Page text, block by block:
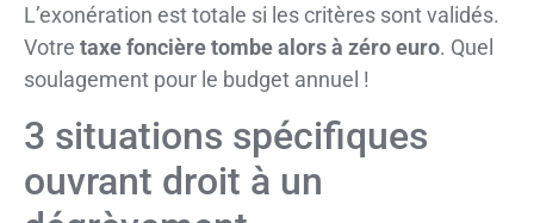
L’exonération est totale si les critères sont validés.
Votre taxe foncière tombe alors à zéro euro. Quel
soulagement pour le budget annuel !
3 situations spécifiques
ouvrant droit à un